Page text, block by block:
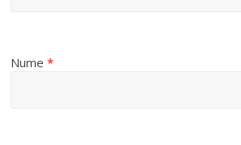
Nume*